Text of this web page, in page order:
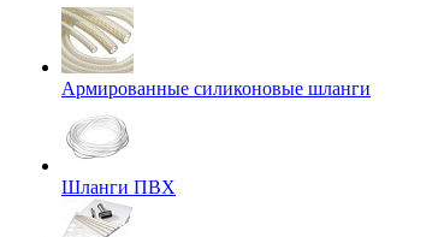
Армированные силиконовые шланги
Шланги ПВХ